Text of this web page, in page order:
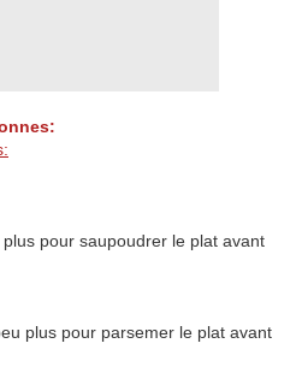
pour saupoudrer le plat avant
plus pour parsemer le plat avant